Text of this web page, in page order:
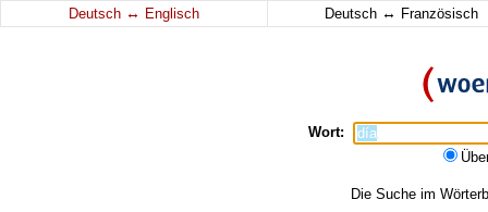
Deutsch ↔ Englisch Deutsch ↔ Französisch
Wort:
Die Suche im